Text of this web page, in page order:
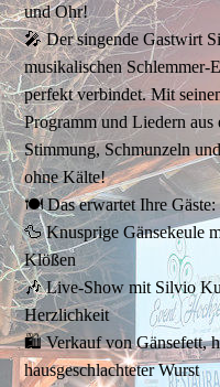
und Ohr!
🎤 Der singende Gastwirt
musikalischen Schlemmer-
perfekt verbindet. Mit
Programm und Liedern aus
Stimmung, Schmunzeln
ohne Kälte!
🍽️ Das erwartet Ihre Gäste:
🦆 Knusprige Gänsekeule
Klößen
🎶 Live-Show mit Silvio
Herzlichkeit
🛍️ Verkauf von Gänsefett,
hausgeschlachteter Wurst